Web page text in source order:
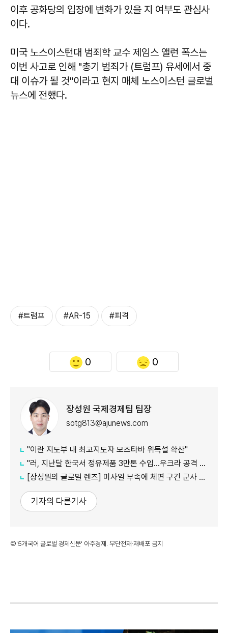
이후 공화당의 입장에 변화가 있을 지 여부도 관심사
이다.
미국 노스이스턴대 범죄학 교수 제임스 앨런 폭스는
이번 사고로 인해 "총기 범죄가 (트럼프) 유세에서 중
대 이슈가 될 것"이라고 현지 매체 노스이스턴 글로벌
뉴스에 전했다.
#트럼프 #AR-15 #피격
0 0
장성원 국제경제팀 팀장
sotg813@ajunews.com
"이란 지도부 내 최고지도자 모즈타바 위독설 확산"
"러, 지난달 한국서 정유제품 3만톤 수입…우크라 공격 여파"
[장성원의 글로벌 렌즈] 미사일 부족에 체면 구긴 군사 강국, 미국과 러시아
기자의 다른기사
©'5개국어 글로벌 경제신문' 아주경제. 무단전재·재배포 금지